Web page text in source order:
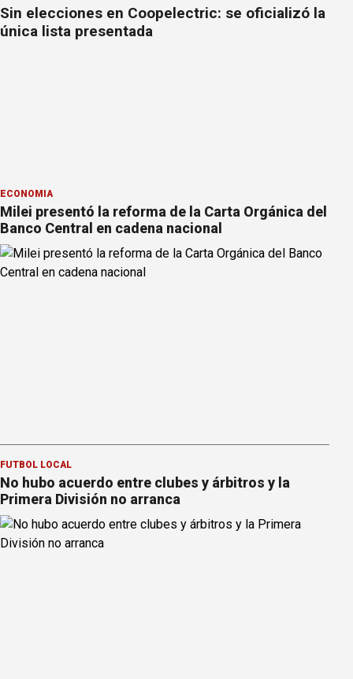
Sin elecciones en Coopelectric: se oficializó la
única lista presentada
ECONOMÍA
Milei presentó la reforma de la Carta Orgánica del
Banco Central en cadena nacional
FÚTBOL LOCAL
No hubo acuerdo entre clubes y árbitros y la
Primera División no arranca